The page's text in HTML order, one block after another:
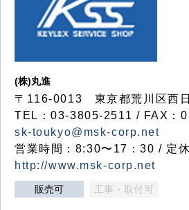
(株)丸進
〒116-0013 東京都荒川区西
TEL：03-3805-2511 / FAX：
sk-toukyo@msk-corp.net
営業時間：8:30〜17：30 / 定
http://www.msk-corp.net
販売可 工事・取付可